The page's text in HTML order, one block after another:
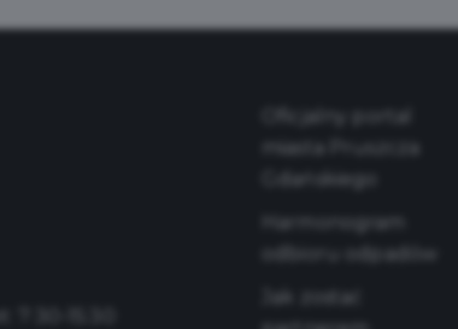
Oficjalny portal
miasta Pruszcza
Gdańskiego
Harmonogram
odbioru odpadów
Jak zostać